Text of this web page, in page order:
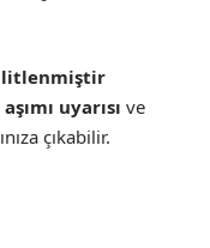
uyarısı ve
çıkabilir.